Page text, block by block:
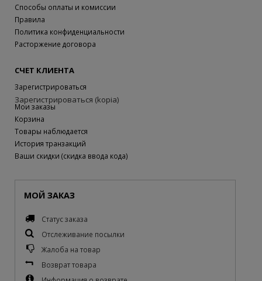
Способы оплаты и комиссии
Правила
Политика конфиденциальности
Расторжение договора
СЧЕТ КЛИЕНТА
Зарегистрироваться
Зарегистрироваться (kopia)
Мои заказы
Корзина
Товары наблюдается
История транзакций
Ваши скидки (скидка ввода кода)
МОЙ ЗАКАЗ
Статус заказа
Отслеживание посылки
Жалоба на товар
Возврат товара